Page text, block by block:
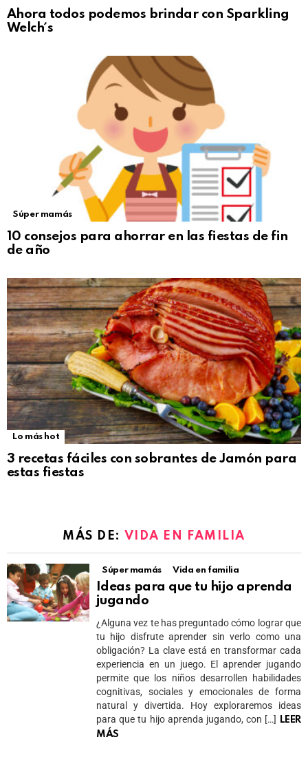
Ahora todos podemos brindar con Sparkling
Welch´s
Súper mamás
10 consejos para ahorrar en las fiestas de fin
de año
Lo más hot
3 recetas fáciles con sobrantes de Jamón para
estas fiestas
MÁS DE: VIDA EN FAMILIA
Súper mamás Vida en familia
Ideas para que tu hijo aprenda
jugando
¿Alguna vez te has preguntado cómo lograr que
tu hijo disfrute aprender sin verlo como una
obligación? La clave está en transformar cada
experiencia en un juego. El aprender jugando
permite que los niños desarrollen habilidades
cognitivas, sociales y emocionales de forma
natural y divertida. Hoy exploraremos ideas
para que tu hijo aprenda jugando, con […]
LEER
MÁS